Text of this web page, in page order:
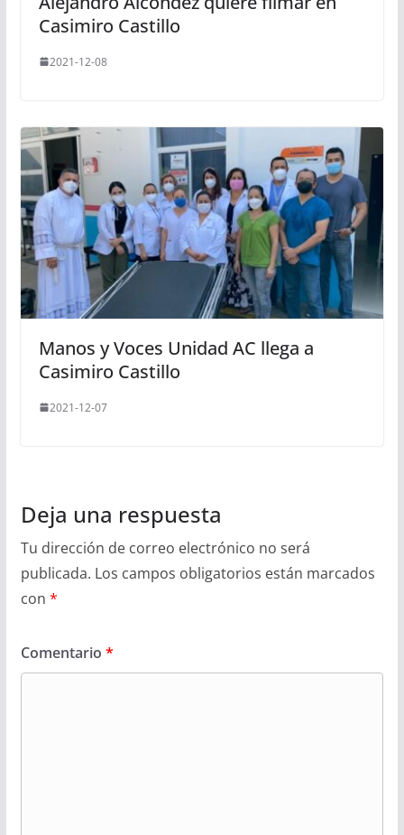
Casimiro Castillo
2021-12-08
Manos y Voces Unidad AC llega a
Casimiro Castillo
2021-12-07
Deja una respuesta
Tu dirección de correo electrónico no será
publicada. Los campos obligatorios están marcados
con *
Comentario *